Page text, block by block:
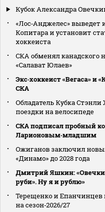
Кубок Александра
«Лос‑Анджелес»
Копитара и установит
хоккеиста
СКА обменял канадского
«Салават Юлаев»
Экс‑хоккеист «Вегаса» и
СКА
Обладатель Кубка Стэнли
поездки на велосипеде
СКА подписал пробный
Ларионовым‑младшим
Ожиганов заключил
«Динамо» до 2028 года
Дмитрий Яшкин:
руби». Ну я и рублю»
Терещенко и
на сезон‑2026/27